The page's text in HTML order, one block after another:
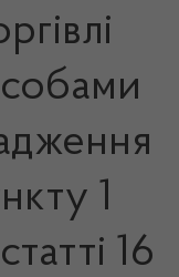
1
16